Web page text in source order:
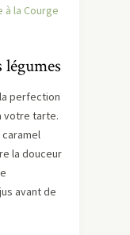
à la Courge
perfection
votre tarte.
caramel
la douceur
avant de